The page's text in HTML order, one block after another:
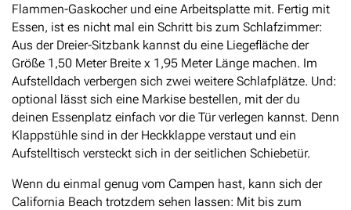
Flammen-Gaskocher und eine Arbeitsplatte mit. Fertig mit
Essen, ist es nicht mal ein Schritt bis zum Schlafzimmer:
Aus der Dreier-Sitzbank kannst du eine Liegefläche der
Größe 1,50 Meter Breite x 1,95 Meter Länge machen. Im
Aufstelldach verbergen sich zwei weitere Schlafplätze. Und:
optional lässt sich eine Markise bestellen, mit der du
deinen Essenplatz einfach vor die Tür verlegen kannst. Denn
Klappstühle sind in der Heckklappe verstaut und ein
Aufstelltisch versteckt sich in der seitlichen Schiebetür.
Wenn du einmal genug vom Campen hast, kann sich der
California Beach trotzdem sehen lassen: Mit bis zum